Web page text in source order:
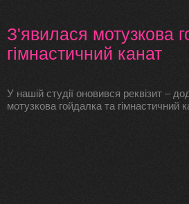
З'явилася мотузкова
гімнастичний канат
У нашій студії оновився реквізит –
мотузкова гойдалка та гімнастичний